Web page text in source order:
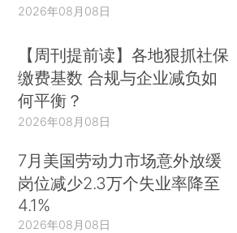
2026年08月08日
【周刊提前读】各地狠抓社保
缴费基数 合规与企业减负如
何平衡？
2026年08月08日
7月美国劳动力市场意外放缓
岗位减少2.3万个失业率降至
4.1%
2026年08月08日